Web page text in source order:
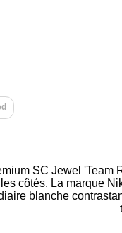
SC Jewel
côtés. La marque
blanche